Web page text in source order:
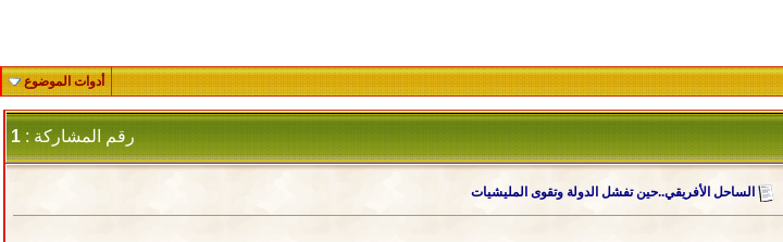
أدوات الموضوع
رقم المشاركة : 1
الساحل الأفريقي..حين تفشل الدولة وتقوى المليشيات